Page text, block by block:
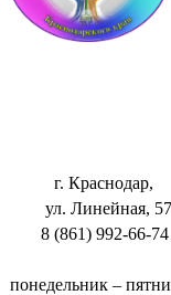
г. Краснодар,
ул. Линейная, 57
8 (861) 992-66-74
понедельник –